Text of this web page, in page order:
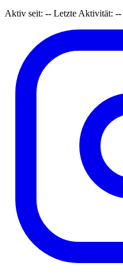
Aktiv seit: -- Letzte Aktivität: --